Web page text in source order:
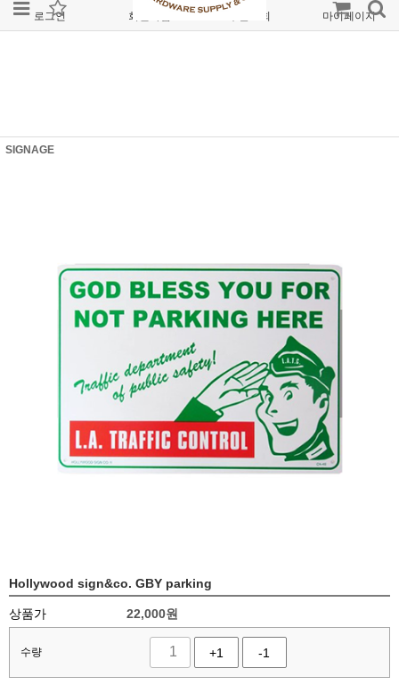
로그인 회원가입 주문조회 마이페이지
SIGNAGE
Hollywood sign&co. GBY parking
상품가 22,000원
수량 +1 -1